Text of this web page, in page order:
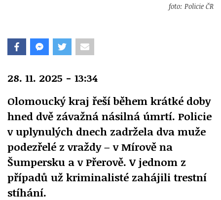
foto: Policie ČR
28. 11. 2025 - 13:34
Olomoucký kraj řeší během krátké doby
hned dvě závažná násilná úmrtí. Policie
v uplynulých dnech zadržela dva muže
podezřelé z vraždy – v Mírově na
Šumpersku a v Přerově. V jednom z
případů už kriminalisté zahájili trestní
stíhání.